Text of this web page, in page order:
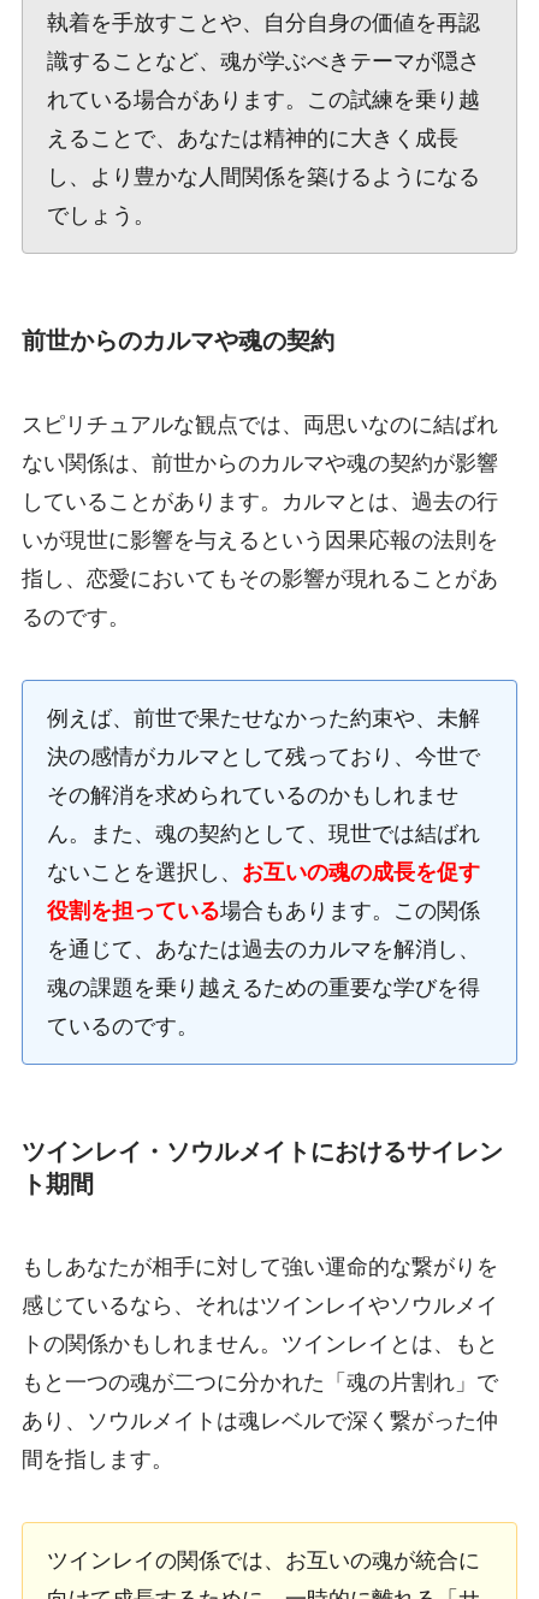
執着を手放すことや、自分自身の価値を再認
識することなど、魂が学ぶべきテーマが隠さ
れている場合があります。この試練を乗り越
えることで、あなたは精神的に大きく成長
し、より豊かな人間関係を築けるようになる
でしょう。
前世からのカルマや魂の契約
スピリチュアルな観点では、両思いなのに結ばれ
ない関係は、前世からのカルマや魂の契約が影響
していることがあります。カルマとは、過去の行
いが現世に影響を与えるという因果応報の法則を
指し、恋愛においてもその影響が現れることがあ
るのです。
例えば、前世で果たせなかった約束や、未解
決の感情がカルマとして残っており、今世で
その解消を求められているのかもしれませ
ん。また、魂の契約として、現世では結ばれ
ないことを選択し、 お互いの魂の成長を促す
役割を担っている場合もあります。この関係
を通じて、あなたは過去のカルマを解消し、
魂の課題を乗り越えるための重要な学びを得
ているのです。
ツインレイ・ソウルメイトにおけるサイレン
ト期間
もしあなたが相手に対して強い運命的な繋がりを
感じているなら、それはツインレイやソウルメイ
トの関係かもしれません。ツインレイとは、もと
もと一つの魂が二つに分かれた「魂の片割れ」で
あり、ソウルメイトは魂レベルで深く繋がった仲
間を指します。
ツインレイの関係では、お互いの魂が統合に